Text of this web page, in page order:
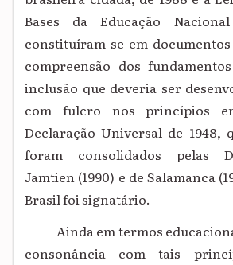
Bases da Educação
constituíram-se em
compreensão dos
inclusão que deveria ser
com fulcro nos princípios
Declaração Universal de 1948,
foram consolidados pelas
Jamtien (1990) e de Salamanca
Brasil foi signatário.
Ainda em termos
consonância com tais